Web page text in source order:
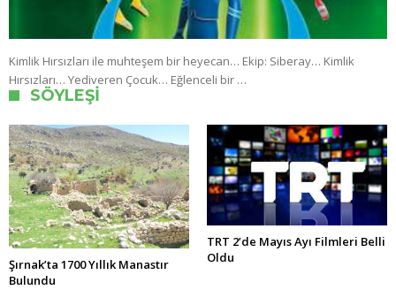
Kimlik Hırsızları ile muhteşem bir heyecan… Ekip: Siberay… Kimlik
Hırsızları… Yediveren Çocuk… Eğlenceli bir …
SÖYLEŞI
Şırnak’ta 1700 Yıllık Manastır
Bulundu
TRT 2’de Mayıs Ayı Filmleri Belli
Oldu